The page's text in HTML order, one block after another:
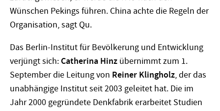
Wünschen Pekings führen. China achte die Regeln der
Organisation, sagt Qu.
Das Berlin-Institut für Bevölkerung und Entwicklung
verjüngt sich: Catherina Hinz übernimmt zum 1.
September die Leitung von Reiner Klingholz, der das
unabhängige Institut seit 2003 geleitet hat. Die im
Jahr 2000 gegründete Denkfabrik erarbeitet Studien